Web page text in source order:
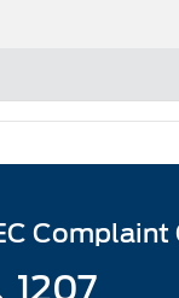
Complaint